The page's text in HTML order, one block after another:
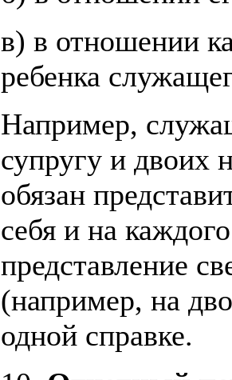
в) в отношении
ребенка
Например,
супругу и двоих
обязан
себя и на
представление
(например, на
одной справке.